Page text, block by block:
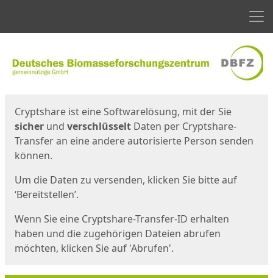
Cryptshare ist eine Softwarelösung, mit der Sie
sicher und verschlüsselt Daten per Cryptshare-
Transfer an eine andere autorisierte Person senden
können.
Um die Daten zu versenden, klicken Sie bitte auf
‘Bereitstellen’.
Wenn Sie eine Cryptshare-Transfer-ID erhalten
haben und die zugehörigen Dateien abrufen
möchten, klicken Sie auf 'Abrufen'.